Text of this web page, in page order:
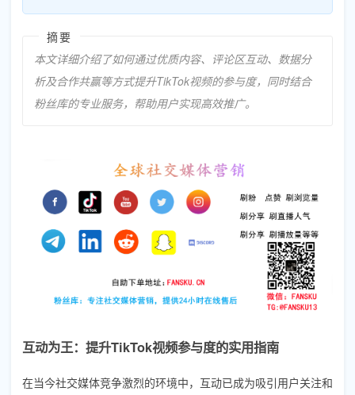
摘要
本文详细介绍了如何通过优质内容、评论区互动、数据分
析及合作共赢等方式提升TikTok视频的参与度，同时结合
粉丝库的专业服务，帮助用户实现高效推广。
互动为王：提升TikTok视频参与度的实用指南
在当今社交媒体竞争激烈的环境中，互动已成为吸引用户关注和